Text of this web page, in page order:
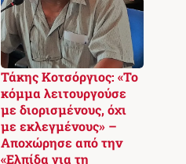
Τάκης Κοτσόργιος: «Το
κόμμα λειτουργούσε
με διορισμένους, όχι
με εκλεγμένους» –
Αποχώρησε από την
«Ελπίδα για τη